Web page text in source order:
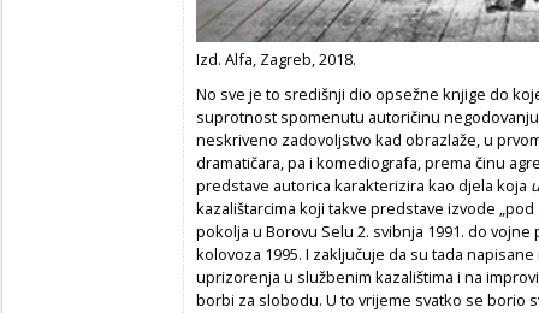
Izd. Alfa, Zagreb, 2018.
No sve je to središnji dio opsežne knjige do
suprotnost spomenutu autoričinu
neskriveno zadovoljstvo kad obrazlaže, u
dramatičara, pa i komediografa, prema činu
predstave autorica karakterizira kao djela koja
kazalištarcima koji takve predstave izvode „pod
pokolja u Borovu Selu 2. svibnja 1991. do
kolovoza 1995. I zaključuje da su tada
uprizorenja u službenim kazalištima i na
borbi za slobodu. U to vrijeme svatko se borio